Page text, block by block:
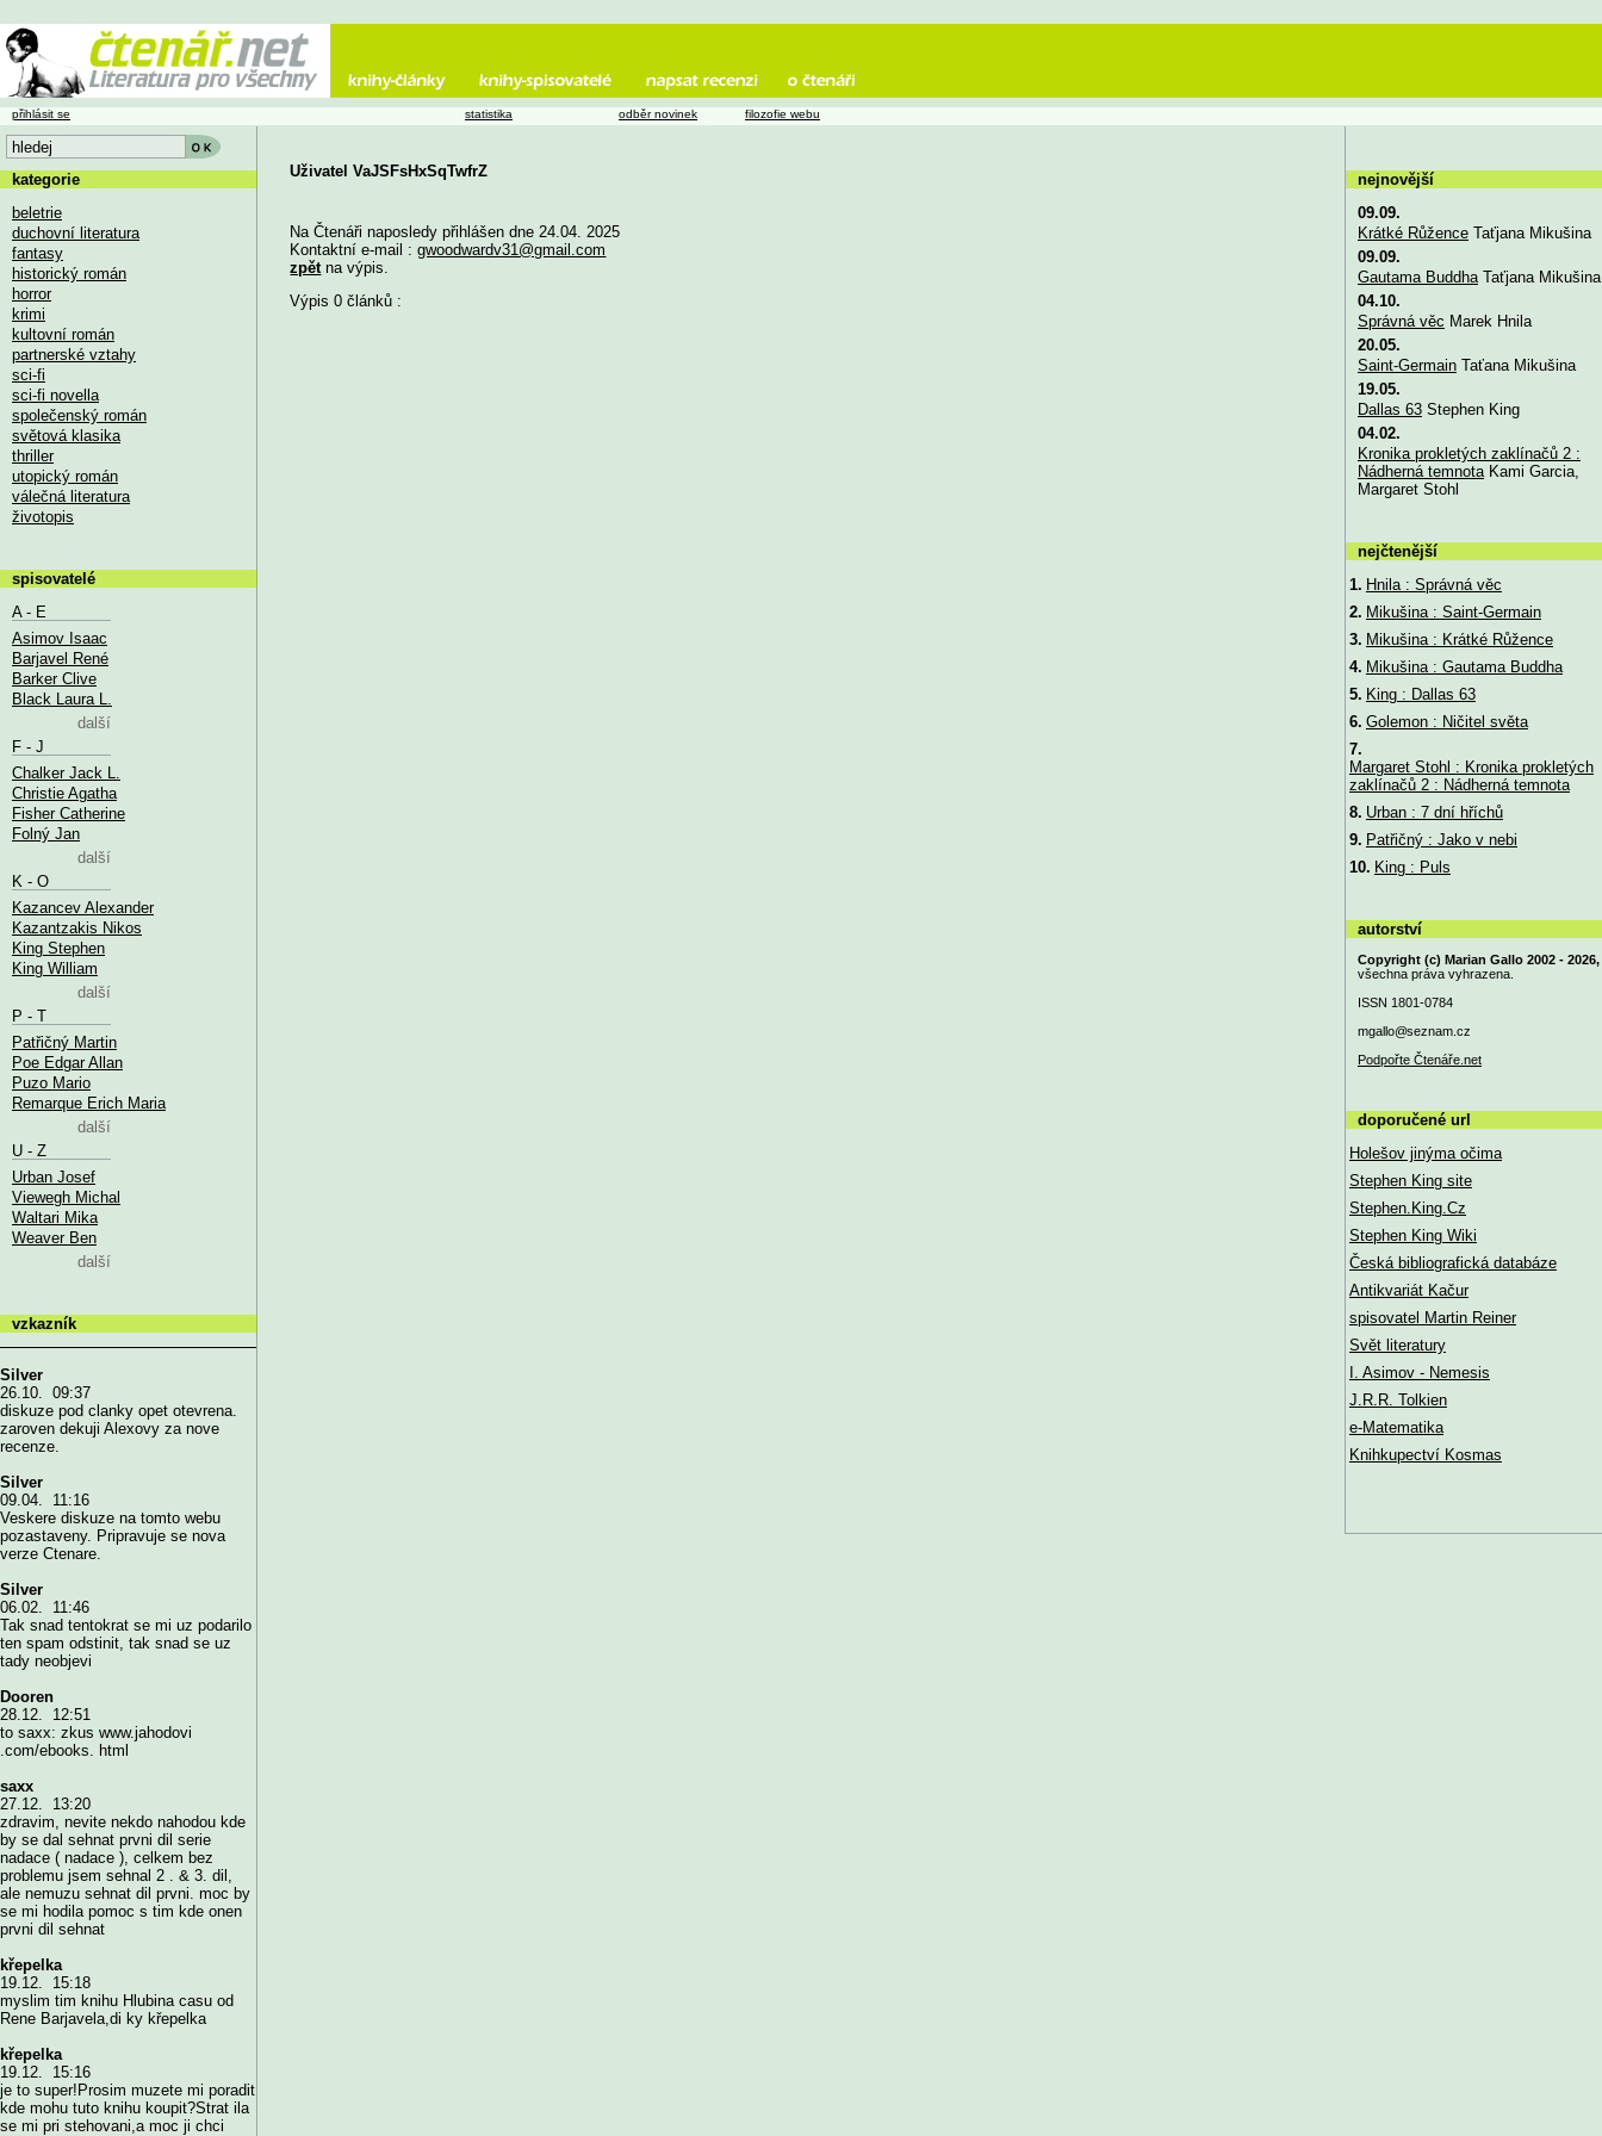
Uživatel VaJSFsHxSqTwfrZ
Na Čtenáři naposledy přihlášen dne 24.04. 2025
Kontaktní e-mail :gwoodwardv31@gmail.com
zpět na výpis.
Výpis 0 článků :
přihlásit se statistika odběr novinek filozofie webu
kategorie
beletrie
duchovní literatura
fantasy
historický román
horror
krimi
kultovní román
partnerské vztahy
sci-fi
sci-fi novella
společenský román
světová klasika
thriller
utopický román
válečná literatura
životopis
spisovatelé
A - E
Asimov Isaac
Barjavel René
Barker Clive
Black Laura L.
další
F - J
Chalker Jack L.
Christie Agatha
Fisher Catherine
Folný Jan
další
K - O
Kazancev Alexander
Kazantzakis Nikos
King Stephen
King William
další
P - T
Patřičný Martin
Poe Edgar Allan
Puzo Mario
Remarque Erich Maria
další
U - Z
Urban Josef
Viewegh Michal
Waltari Mika
Weaver Ben
další
vzkazník
Silver
26.10. 09:37
diskuze pod clanky opet otevrena.
zaroven dekuji Alexovy za nove
recenze.
Silver
09.04. 11:16
Veskere diskuze na tomto webu
pozastaveny. Pripravuje se nova
verze Ctenare.
Silver
06.02. 11:46
Tak snad tentokrat se mi uz podarilo
ten spam odstinit, tak snad se uz
tady neobjevi
Dooren
28.12. 12:51
to saxx: zkus www.jahodovi
.com/ebooks. html
saxx
27.12. 13:20
zdravim, nevite nekdo nahodou kde
by se dal sehnat prvni dil serie
nadace ( nadace ), celkem bez
problemu jsem sehnal 2 . & 3. dil,
ale nemuzu sehnat dil prvni. moc by
se mi hodila pomoc s tim kde onen
prvni dil sehnat
křepelka
19.12. 15:18
myslim tim knihu Hlubina casu od
Rene Barjavela,di ky křepelka
křepelka
19.12. 15:16
je to super!Prosim muzete mi poradit
kde mohu tuto knihu koupit?Strat ila
se mi pri stehovani,a moc ji chci
nejnovější
09.09.
Krátké RůženceTaťjana Mikušina
09.09.
Gautama BuddhaTaťjana Mikušina
04.10.
Správná věc Marek Hnila
20.05.
Saint-GermainTaťana Mikušina
19.05.
Dallas 63Stephen King
04.02.
Kronika prokletých zaklínačů 2 :
Nádherná temnotaKami Garcia,
Margaret Stohl
nejčtenější
1. Hnila : Správná věc
2. Mikušina : Saint-Germain
3. Mikušina : Krátké Růžence
4. Mikušina : Gautama Buddha
5. King : Dallas 63
6. Golemon : Ničitel světa
7.
Margaret Stohl : Kronika prokletých
zaklínačů 2 : Nádherná temnota
8. Urban : 7 dní hříchů
9. Patřičný : Jako v nebi
10. King : Puls
autorství
Copyright (c) Marian Gallo 2002 - 2026,
všechna práva vyhrazena.
ISSN 1801-0784
mgallo@seznam.cz
Podpořte Čtenáře.net
doporučené url
Holešov jinýma očima
Stephen King site
Stephen.King.Cz
Stephen King Wiki
Česká bibliografická databáze
Antikvariát Kačur
spisovatel Martin Reiner
Svět literatury
I. Asimov - Nemesis
J.R.R. Tolkien
e-Matematika
Knihkupectví Kosmas